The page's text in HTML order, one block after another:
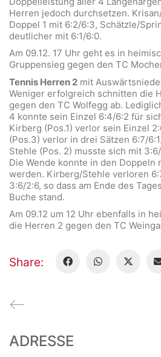
Herren jedoch durchsetzen.
Doppel 1 mit 6:2/6:3, Schätzle/
deutlicher mit 6:1/6:0.
Am 09.12. 17 Uhr geht es in
Gruppensieg gegen den TC
Tennis Herren 2 mit
Weniger erfolgreich schnitten die
gegen den TC Wolfegg ab.
4 konnte sein Einzel 6:4/6:2 für
Kirberg (Pos.1) verlor sein Einzel
(Pos.3) verlor in drei Sätzen 6:7/
Stehle (Pos. 2) musste sich mit
Die Wende konnte in den
werden. Kirberg/Stehle verloren
3:6/2:6, so dass am Ende des
Buche stand.
Am 09.12 um 12 Uhr ebenfalls in
die Herren 2 gegen den TC
Share:
ADRESSE